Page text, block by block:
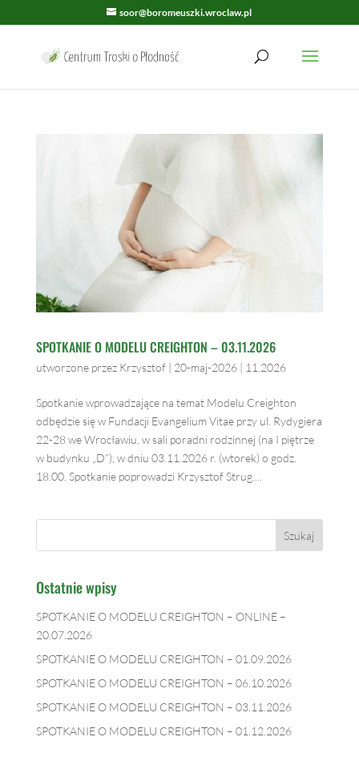
soor@boromeuszki.wroclaw.pl
SPOTKANIE O MODELU CREIGHTON – 03.11.2026
utworzone przez Krzysztof| 20-maj-2026| 11.2026
Spotkanie wprowadzające na temat Modelu Creighton
odbędzie się w Fundacji Evangelium Vitae przy ul. Rydygiera
22-28 we Wrocławiu, w sali poradni rodzinnej (na I piętrze
w budynku „D”), w dniu 03.11.2026 r. (wtorek) o godz.
18.00. Spotkanie poprowadzi Krzysztof Strug....
Ostatnie wpisy
SPOTKANIE O MODELU CREIGHTON – ONLINE –
20.07.2026
SPOTKANIE O MODELU CREIGHTON – 01.09.2026
SPOTKANIE O MODELU CREIGHTON – 06.10.2026
SPOTKANIE O MODELU CREIGHTON – 03.11.2026
SPOTKANIE O MODELU CREIGHTON – 01.12.2026